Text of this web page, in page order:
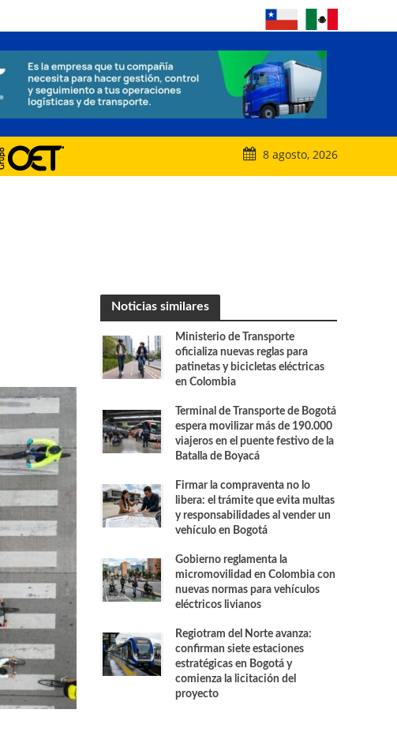
8 agosto, 2026
Noticias similares
Ministerio de Transporte
oficializa nuevas reglas para
patinetas y bicicletas eléctricas
en Colombia
Terminal de Transporte de Bogotá
espera movilizar más de 190.000
viajeros en el puente festivo de la
Batalla de Boyacá
Firmar la compraventa no lo
libera: el trámite que evita multas
y responsabilidades al vender un
vehículo en Bogotá
Gobierno reglamenta la
micromovilidad en Colombia con
nuevas normas para vehículos
eléctricos livianos
Regiotram del Norte avanza:
confirman siete estaciones
estratégicas en Bogotá y
comienza la licitación del
proyecto